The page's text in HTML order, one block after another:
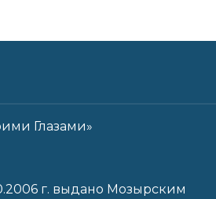
Глазами»
г. выдано Мозырским